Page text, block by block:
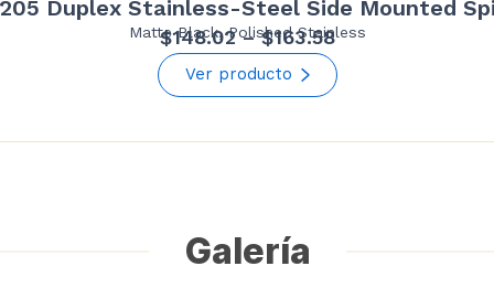
Duplex Stainless-Steel Side Mounted
Matte Black, Polished Stainless
$148.02 – $163.58Price
range:
Ver producto
Galería